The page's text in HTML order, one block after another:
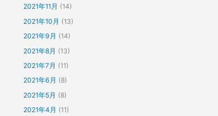
2021年11月 (14)
2021年10月 (13)
2021年9月 (14)
2021年8月 (13)
2021年7月 (11)
2021年6月 (8)
2021年5月 (8)
2021年4月 (11)